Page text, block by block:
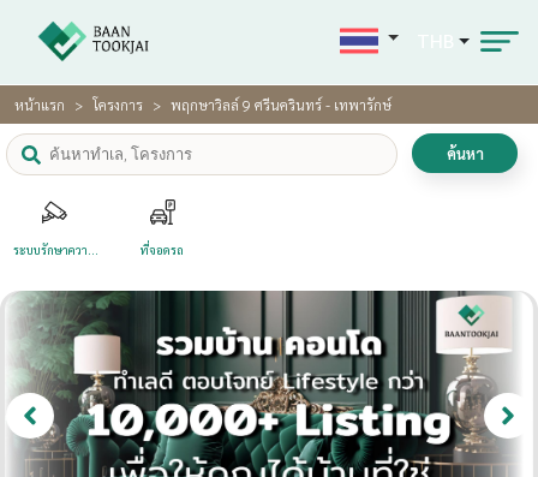
หน้าแรก โครงการ พฤกษาวิลล์ 9 ศรีนครินทร์ - เทพารักษ์
ค้นหา
ระบบรักษาความ ที่จอดรถ